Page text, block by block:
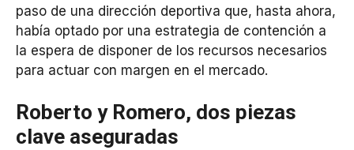
paso de una dirección deportiva que, hasta ahora,
había optado por una estrategia de contención a
la espera de disponer de los recursos necesarios
para actuar con margen en el mercado.
Roberto y Romero, dos piezas
clave aseguradas